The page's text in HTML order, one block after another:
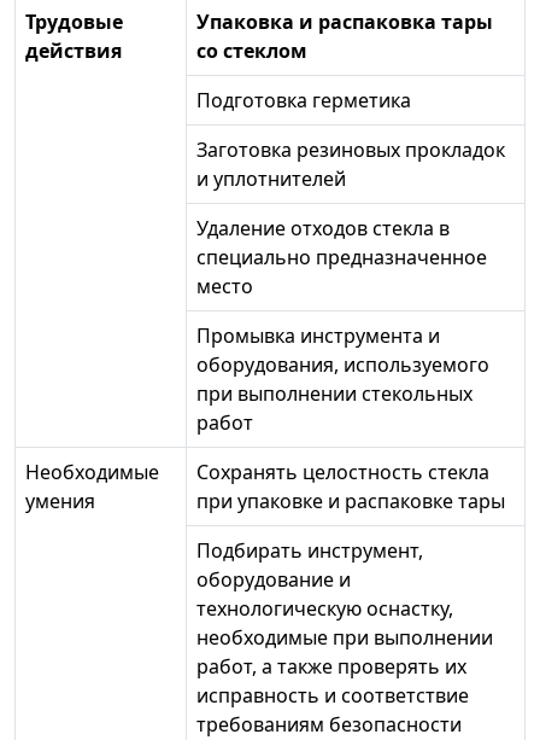
Трудовые
действия
Упаковка и распаковка тары
со стеклом
Подготовка герметика
Заготовка резиновых прокладок
и уплотнителей
Удаление отходов стекла в
специально предназначенное
место
Промывка инструмента и
оборудования, используемого
при выполнении стекольных
работ
Необходимые
умения
Сохранять целостность стекла
при упаковке и распаковке тары
Подбирать инструмент,
оборудование и
технологическую оснастку,
необходимые при выполнении
работ, а также проверять их
исправность и соответствие
требованиям безопасности